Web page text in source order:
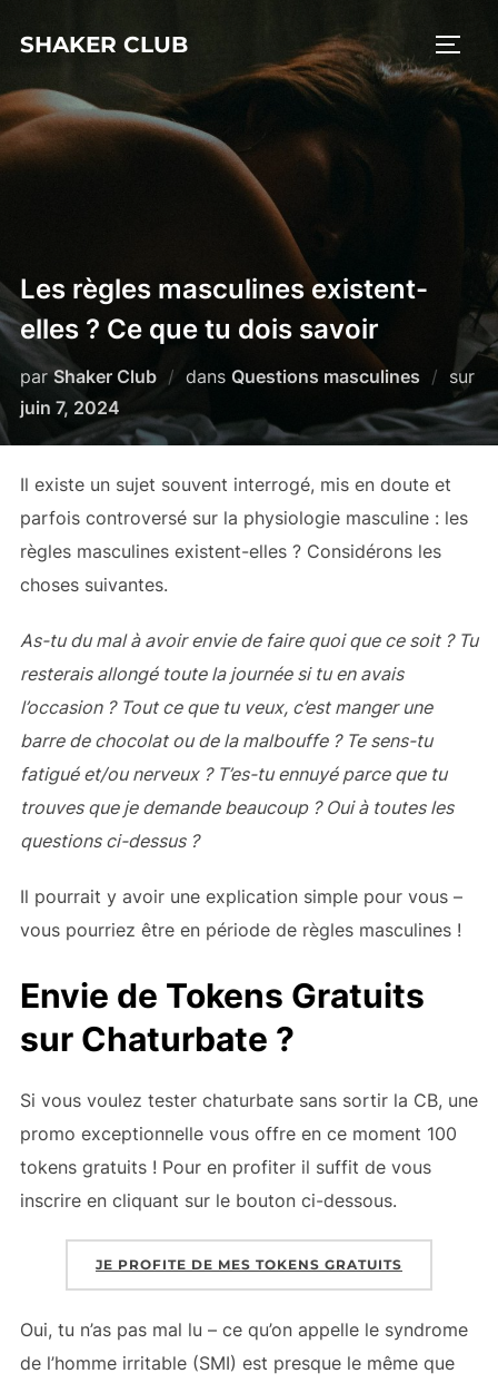
SHAKER CLUB
Les règles masculines existent-
elles ? Ce que tu dois savoir
parShaker Club dans Questions masculines
sur
Publié
juin 7, 2024
Il existe un sujet souvent interrogé, mis en doute et
parfois controversé sur la physiologie masculine : les
règles masculines existent-elles ? Considérons les
choses suivantes.
As-tu du mal à avoir envie de faire quoi que ce soit ? Tu
resterais allongé toute la journée si tu en avais
l’occasion ? Tout ce que tu veux, c’est manger une
barre de chocolat ou de la malbouffe ? Te sens-tu
fatigué et/ou nerveux ? T’es-tu ennuyé parce que tu
trouves que je demande beaucoup ? Oui à toutes les
questions ci-dessus ?
Il pourrait y avoir une explication simple pour vous –
vous pourriez être en période de règles masculines !
Envie de Tokens Gratuits
sur Chaturbate ?
Si vous voulez tester chaturbate sans sortir la CB, une
promo exceptionnelle vous offre en ce moment 100
tokens gratuits ! Pour en profiter il suffit de vous
inscrire en cliquant sur le bouton ci-dessous.
JE PROFITE DE MES TOKENS GRATUITS
Oui, tu n’as pas mal lu – ce qu’on appelle le syndrome
de l’homme irritable (SMI) est presque le même que